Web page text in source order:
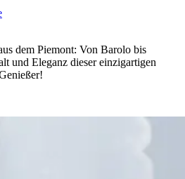
dem Piemont: Von Barolo bis
und Eleganz dieser einzigartigen